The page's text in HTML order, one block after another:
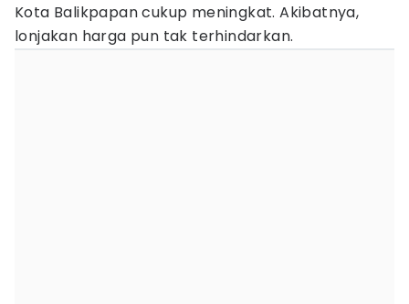
Kota Balikpapan cukup meningkat. Akibatnya,
lonjakan harga pun tak terhindarkan.